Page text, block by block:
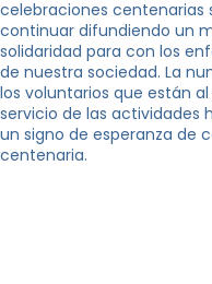
celebraciones centenarias
continuar difundiendo un
solidaridad para con los
de nuestra sociedad. La
los voluntarios que están
servicio de las actividades
un signo de esperanza de
centenaria.